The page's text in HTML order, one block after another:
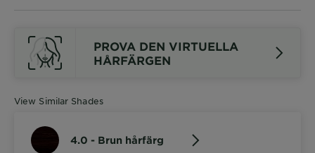
PROVA DEN VIRTUELLA
HÅRFÄRGEN
View Similar Shades
4.0 - Brun hårfärg